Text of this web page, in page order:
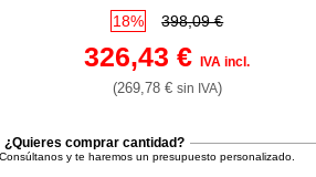
18% 398,09 €
326,43 €IVA incl.
(269,78 € sin IVA)
¿Quieres comprar cantidad?
Consúltanos y te haremos un presupuesto personalizado.